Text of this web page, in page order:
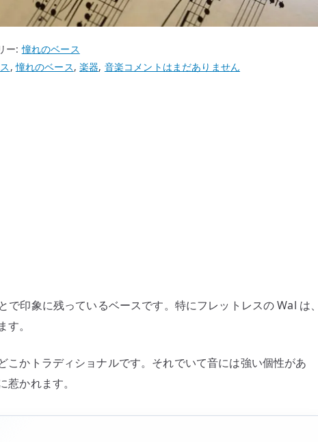
ー:憧れのベース
,憧れのベース,楽器, 音楽憧
か
コメントはまだありません
印象に残っているベースです。特にフレットレスの Wal は、
。
こかトラディショナルです。それでいて音には強い個性があ
かれます。